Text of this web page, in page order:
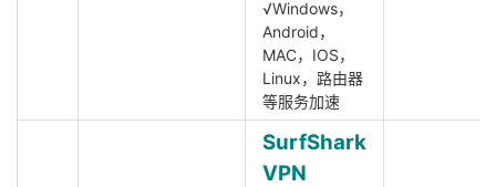
√Windows，
Android，
MAC，IOS，
Linux，路由器
等服务加速
SurfShark
VPN